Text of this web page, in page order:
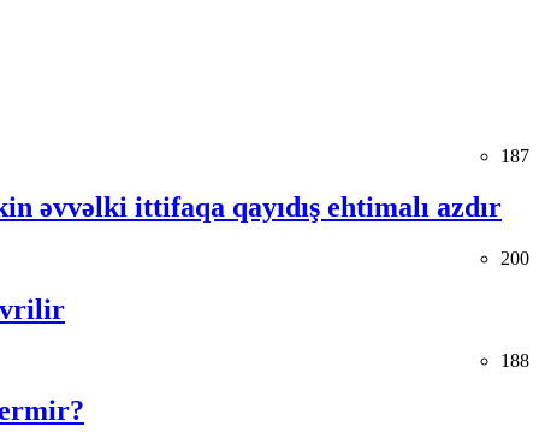
187
əvvəlki ittifaqa qayıdış ehtimalı azdır
200
188